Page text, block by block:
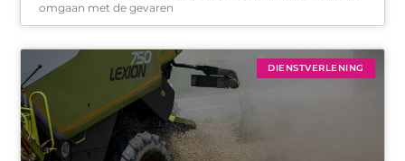
omgaan met de gevaren
DIENSTVERLENING